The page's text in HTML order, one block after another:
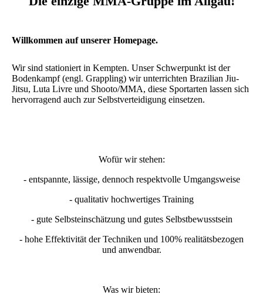
Willkommen auf unserer Homepage.
Wir sind stationiert in Kempten. Unser Schwerpunkt ist der
Bodenkampf (engl. Grappling) wir unterrichten Brazilian Jiu-
Jitsu, Luta Livre und Shooto/MMA, diese Sportarten lassen sich
hervorragend auch zur Selbstverteidigung einsetzen.
Wofür wir stehen:
- entspannte, lässige, dennoch respektvolle Umgangsweise
- qualitativ hochwertiges Training
- gute Selbsteinschätzung und gutes Selbstbewusstsein
- hohe Effektivität der Techniken und 100% realitätsbezogen
und anwendbar.
Was wir bieten: